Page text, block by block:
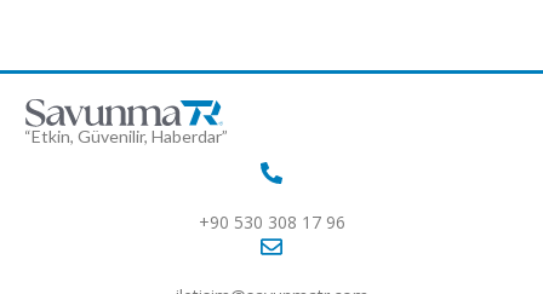
“Etkin, Güvenilir, Haberdar”
+90 530 308 17 96